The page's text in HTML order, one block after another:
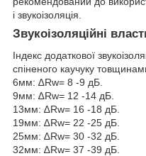
і звукоізоляція.
Звукоізоляційні
Індекс додаткової
спіненого каучуку
6мм: ∆Rw= 8 -9 дБ.
9мм: ∆Rw= 12 -14 дБ.
13мм: ∆Rw= 16 -18 дБ.
19мм: ∆Rw= 22 -25 дБ.
25мм: ∆Rw= 30 -32 дБ.
32мм: ∆Rw= 37 -39 дБ.